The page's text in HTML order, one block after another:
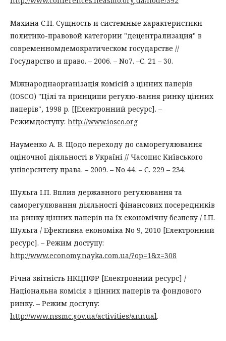
Махина С.Н. Сущность и системные характеристики
политико-правовой категории "децентрализация" в
современномдемократическом государстве //
Государство и право. – 2006. – No7. –С. 21 – 30.
Міжнароднаорганізація комісій з цінних паперів
(ІOSCO) "Цілі та принципи регулю-вання ринку цінних
паперів", 1998 р. [[Електронний ресурс]. –
Режимдоступу: http://www.iosco.org
Науменко А. В. Щодо переходу до саморегулювання
оціночної діяльності в Україні // Часопис Київського
університету права. – 2009. – No 44. – С. 229 – 234.
Шульга І.П. Вплив державного регулювання та
саморегулювання діяльності фінансових посередників
на ринку цінних паперів на їх економічну безпеку / І.П.
Шульга / Ефективна економіка No 9, 2010 [Електронний
ресурс]. – Режим доступу:
http://www.economy.nayka.com.ua/?op=1&z=308
Річна звітність НКЦПФР [Електронний ресурс] /
Національна комісія з цінних паперів та фондового
ринку. – Режим доступу:
http://www.nssmc.gov.ua/activities/annual.